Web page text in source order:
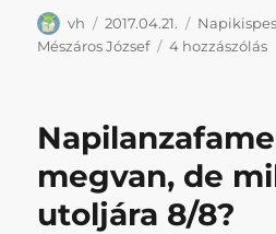
Szerző
vh Közzétéve
2017.04.21. Kategória
Mészáros József
4 hozzászólás
megvan, de
utoljára 8/8?